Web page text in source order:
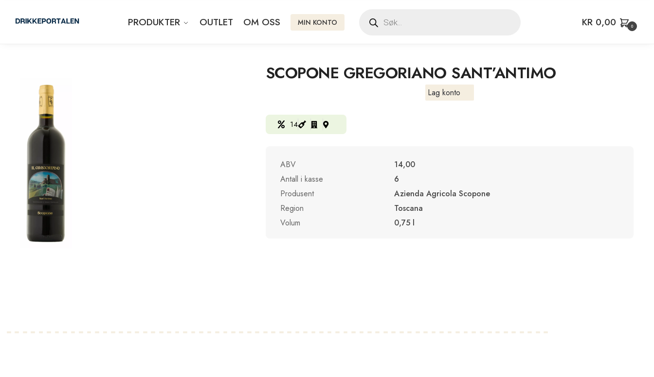
PRODUKTER OUTLET OM OSS MIN KONTO KR 0,00 0
SCOPONE GREGORIANO SANT’ANTIMO
Lag konto
14
ABV
14,00
Antall i kasse
6
Produsent
Azienda Agricola Scopone
Region
Toscana
Volum
0,75 l